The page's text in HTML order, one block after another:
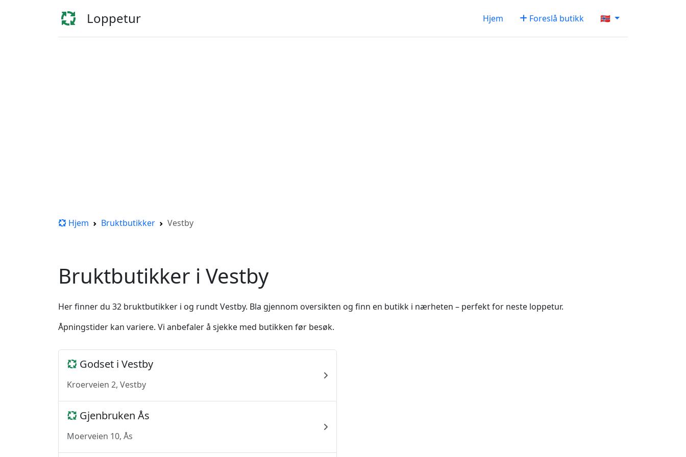
Loppetur Hjem Foreslå butikk 🇳🇴
Hjem Bruktbutikker Vestby
Bruktbutikker i Vestby
Her finner du 32 bruktbutikker i og rundt Vestby. Bla gjennom oversikten og finn en butikk i nærheten – perfekt for neste loppetur.
Åpningstider kan variere. Vi anbefaler å sjekke med butikken før besøk.
Godset i Vestby
Kroerveien 2, Vestby
Gjenbruken Ås
Moerveien 10, Ås